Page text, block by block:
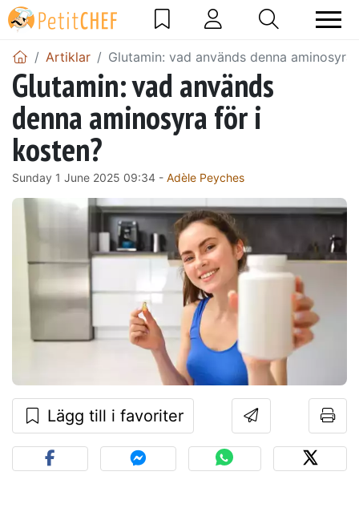
Artiklar Glutamin: vad används denna
Glutamin: vad används
denna aminosyra för i
kosten?
Sunday 1 June 2025 09:34 - Adèle Peyches
Lägg till i favoriter